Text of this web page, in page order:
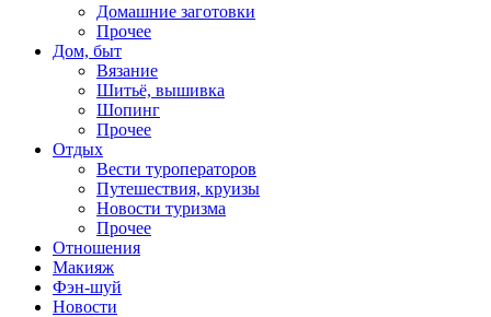
Домашние заготовки
Прочее
Дом, быт
Вязание
Шитьё, вышивка
Шопинг
Прочее
Отдых
Вести туроператоров
Путешествия, круизы
Новости туризма
Прочее
Отношения
Макияж
Фэн-шуй
Новости